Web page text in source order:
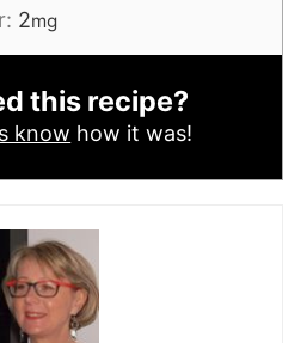
2mg
this recipe?
know how it was!